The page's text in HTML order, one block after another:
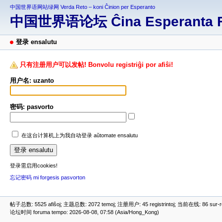
中国世界语网站绿网 Verda Reto – koni Ĉinion per Esperanto
中国世界语论坛 Ĉina Esperanta
登录 ensalutu
只有注册用户可以发帖! Bonvolu registriĝi por afiŝi!
用户名: uzanto
密码: pasvorto
在这台计算机上为我自动登录 aŭtomate ensalutu
登录需启用cookies!
忘记密码 mi forgesis pasvorton
帖子总数: 5525 afiŝoj; 主题总数: 2072 temoj; 注册用户: 45 registrintoj; 当前在线: 86
论坛时间 foruma tempo: 2026-08-08, 07:58 (Asia/Hong_Kong)